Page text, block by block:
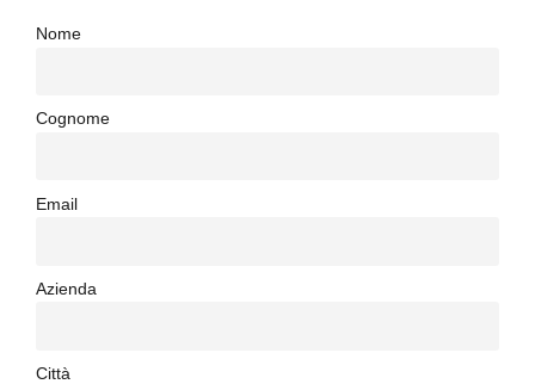
Nome
Cognome
Email
Azienda
Città